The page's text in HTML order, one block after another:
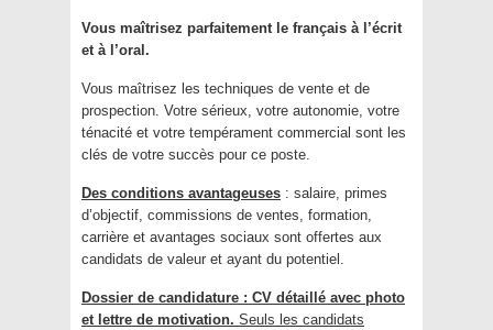
Vous maîtrisez parfaitement le français à l’écrit
et à l’oral.
Vous maîtrisez les techniques de vente et de
prospection. Votre sérieux, votre autonomie, votre
ténacité et votre tempérament commercial sont les
clés de votre succès pour ce poste.
Des conditions avantageuses : salaire, primes
d’objectif, commissions de ventes, formation,
carrière et avantages sociaux sont offertes aux
candidats de valeur et ayant du potentiel.
Dossier de candidature : CV détaillé avec photo
et lettre de motivation. Seuls les candidats